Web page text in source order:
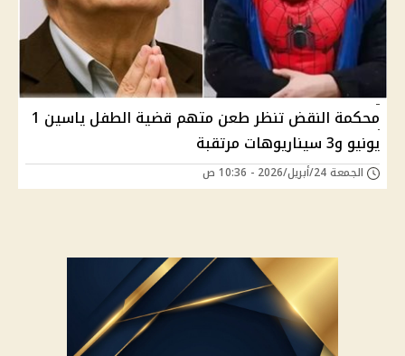
محكمة النقض تنظر طعن متهم قضية الطفل ياسين 1
يونيو و3 سيناريوهات مرتقبة
الجمعة 24/أبريل/2026 - 10:36 ص